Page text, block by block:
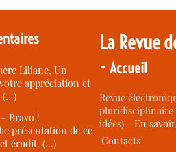
Liliane, Un
appréciation et
(…)
–Bravo !
présentation de ce
érudit. (…)
La Revue
-Accueil
Revue
idées) -En
Contacts